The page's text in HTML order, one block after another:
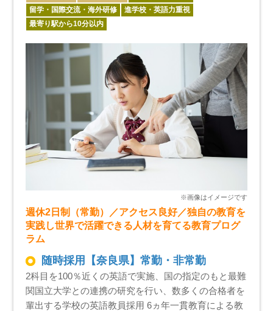
留学・国際交流・海外研修
進学校・英語力重視
最寄り駅から10分以内
週休2日制（常勤）／アクセス良好／独自の教育を
実践し世界で活躍できる人材を育てる教育プログ
ラム
随時採用【奈良県】常勤・非常勤
2科目を100％近くの英語で実施、国の指定のもと最難
関国立大学との連携の研究を行い、数多くの合格者を
輩出する学校の英語教員採用 6ヵ年一貫教育による教